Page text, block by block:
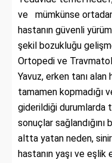
ve mümkünse ortadan
hastanın güvenli
şekil bozukluğu
Ortopedi ve
Yavuz, erken tanı alan
tamamen kopmadığı
giderildiği durumlarda
sonuçlar sağlandığını
altta yatan neden,
hastanın yaşı ve